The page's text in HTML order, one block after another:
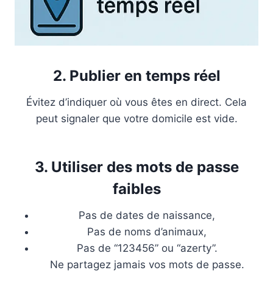
2. Publier en temps réel
Évitez d’indiquer où vous êtes en direct. Cela
peut signaler que votre domicile est vide.
3. Utiliser des mots de passe
faibles
Pas de dates de naissance,
Pas de noms d’animaux,
Pas de “123456” ou “azerty”.
Ne partagez jamais vos mots de passe.